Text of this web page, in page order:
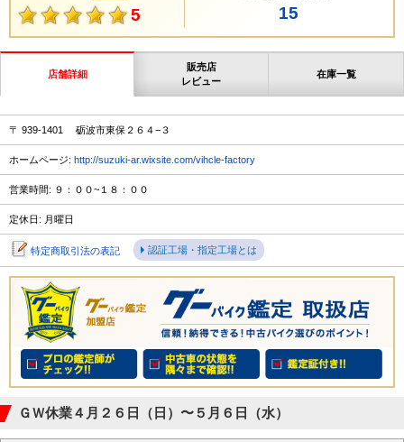
5 15
店舗詳細
販売店
レビュー
在庫一覧
〒 939-1401 砺波市東保２６４−３
ホームページ: http://suzuki-ar.wixsite.com/vihcle-factory
営業時間: ９：００~１８：００
定休日: 月曜日
特定商取引法の表記 認証工場・指定工場とは
ＧＷ休業４月２６日（日）〜５月６日（水）